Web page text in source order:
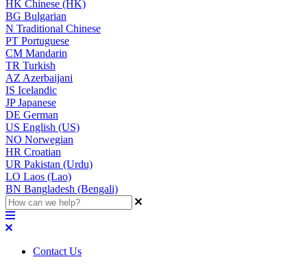
HK Chinese (HK)
BG Bulgarian
N Traditional Chinese
PT Portuguese
CM Mandarin
TR Turkish
AZ Azerbaijani
IS Icelandic
JPJapanese
DE German
US English (US)
NO Norwegian
HR Croatian
UR Pakistan (Urdu)
LO Laos (Lao)
BN Bangladesh (Bengali)
Contact Us